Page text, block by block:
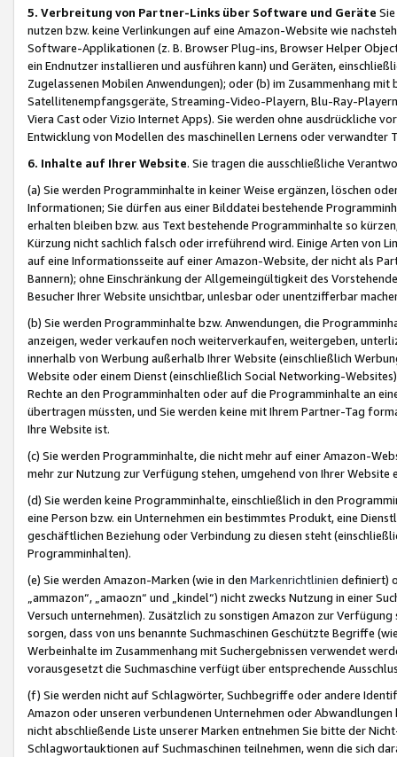
5. Verbreitung von Partner-Links über Software und Geräte
nutzen bzw. keine Verlinkungen auf eine Amazon-Website wie
Software-Applikationen (z. B. Browser Plug-ins, Browser Helper
ein Endnutzer installieren und ausführen kann) und Geräten,
Zugelassenen Mobilen Anwendungen); oder (b) im Zusammenhang
Satellitenempfangsgeräte, Streaming-Video-Playern, Blu-Ray-
Viera Cast oder Vizio Internet Apps). Sie werden ohne ausdrückliche
Entwicklung von Modellen des maschinellen Lernens oder
6. Inhalte auf Ihrer Website. Sie tragen die ausschließliche
(a) Sie werden Programminhalte in keiner Weise ergänzen, löschen
Informationen; Sie dürfen aus einer Bilddatei bestehende
erhalten bleiben bzw. aus Text bestehende Programminhalte so
Kürzung nicht sachlich falsch oder irreführend wird. Einige Arten von
auf eine Informationsseite auf einer Amazon-Website, der nicht als
Bannern); ohne Einschränkung der Allgemeingültigkeit des
Besucher Ihrer Website unsichtbar, unlesbar oder unentzifferbar
(b) Sie werden Programminhalte bzw. Anwendungen, die
anzeigen, weder verkaufen noch weiterverkaufen, weitergeben,
innerhalb von Werbung außerhalb Ihrer Website (einschließlich
Website oder einem Dienst (einschließlich Social Networking-
Rechte an den Programminhalten oder auf die Programminhalte an
übertragen müssten, und Sie werden keine mit Ihrem Partner-Tag
Ihre Website ist.
(c) Sie werden Programminhalte, die nicht mehr auf einer Amazon-
mehr zur Nutzung zur Verfügung stehen, umgehend von Ihrer
(d) Sie werden keine Programminhalte, einschließlich in den
eine Person bzw. ein Unternehmen ein bestimmtes Produkt, eine
geschäftlichen Beziehung oder Verbindung zu diesen steht
Programminhalten).
(e) Sie werden Amazon-Marken (wie in den Markenrichtlinien definiert)
„ammazon“, „amaozn“ und „kindel“) nicht zwecks Nutzung in einer
Versuch unternehmen). Zusätzlich zu sonstigen Amazon zur
sorgen, dass von uns benannte Suchmaschinen Geschützte Begriffe
Werbeinhalte im Zusammenhang mit Suchergebnissen verwendet
vorausgesetzt die Suchmaschine verfügt über entsprechende
(f) Sie werden nicht auf Schlagwörter, Suchbegriffe oder andere
Amazon oder unseren verbundenen Unternehmen oder
nicht abschließende Liste unserer Marken entnehmen Sie bitte der
Schlagwortauktionen auf Suchmaschinen teilnehmen, wenn die sich